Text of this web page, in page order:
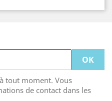
tout moment. Vous
de contact dans les